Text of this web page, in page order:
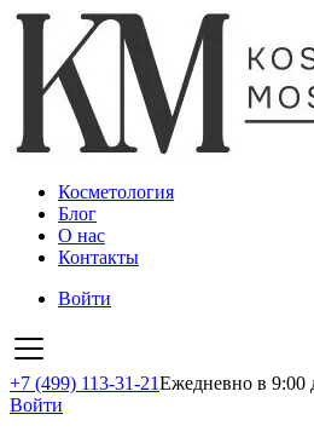
Косметология
Блог
О нас
Контакты
Войти
+7 (499) 113-31-21Ежедневно в 9:00
Войти